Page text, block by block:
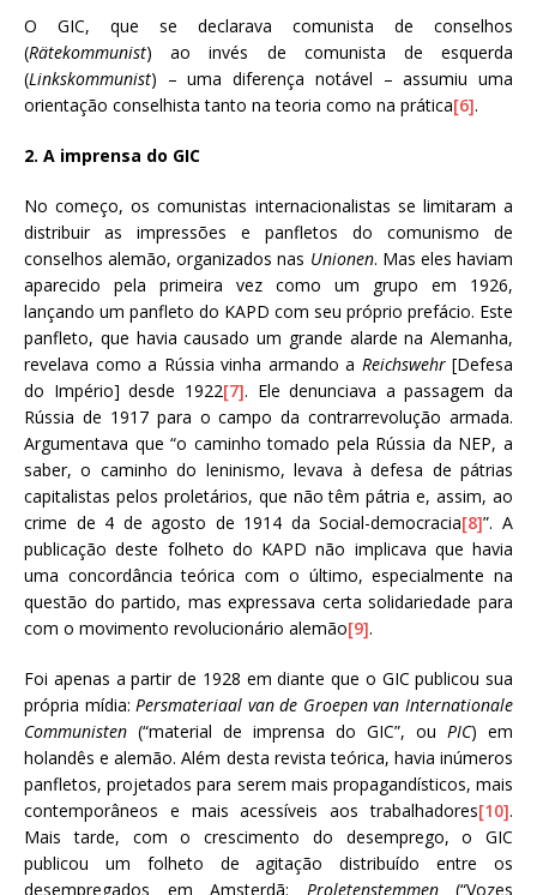
O GIC, que se declarava comunista de conselhos
(Rätekommunist) ao invés de comunista de esquerda
(Linkskommunist) – uma diferença notável – assumiu uma
orientação conselhista tanto na teoria como na prática[6].
2. A imprensa do GIC
No começo, os comunistas internacionalistas se limitaram a
distribuir as impressões e panfletos do comunismo de
conselhos alemão, organizados nas Unionen. Mas eles haviam
aparecido pela primeira vez como um grupo em 1926,
lançando um panfleto do KAPD com seu próprio prefácio. Este
panfleto, que havia causado um grande alarde na Alemanha,
revelava como a Rússia vinha armando a Reichswehr[Defesa
do Império] desde 1922[7]. Ele denunciava a passagem da
Rússia de 1917 para o campo da contrarrevolução armada.
Argumentava que “o caminho tomado pela Rússia da NEP, a
saber, o caminho do leninismo, levava à defesa de pátrias
capitalistas pelos proletários, que não têm pátria e, assim, ao
crime de 4 de agosto de 1914 da Social-democracia[8]”. A
publicação deste folheto do KAPD não implicava que havia
uma concordância teórica com o último, especialmente na
questão do partido, mas expressava certa solidariedade para
com o movimento revolucionário alemão[9].
Foi apenas a partir de 1928 em diante que o GIC publicou sua
própria mídia: Persmateriaal van de Groepen van Internationale
Communisten (“material de imprensa do GIC”, ou PIC) em
holandês e alemão. Além desta revista teórica, havia inúmeros
panfletos, projetados para serem mais propagandísticos, mais
contemporâneos e mais acessíveis aos trabalhadores[10].
Mais tarde, com o crescimento do desemprego, o GIC
publicou um folheto de agitação distribuído entre os
desempregados em Amsterdã: Proletenstemmen(“Vozes